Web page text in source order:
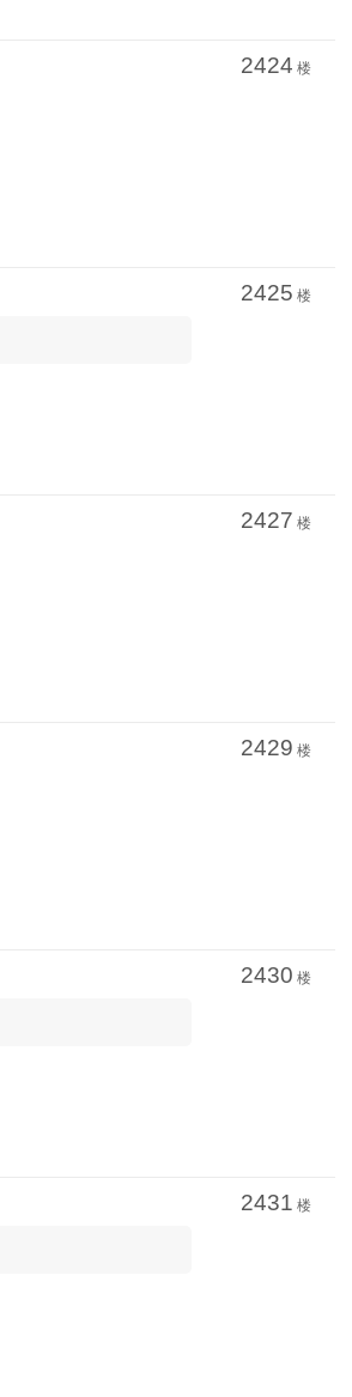
2424 楼
2425 楼
2427 楼
2429 楼
2430 楼
2431 楼